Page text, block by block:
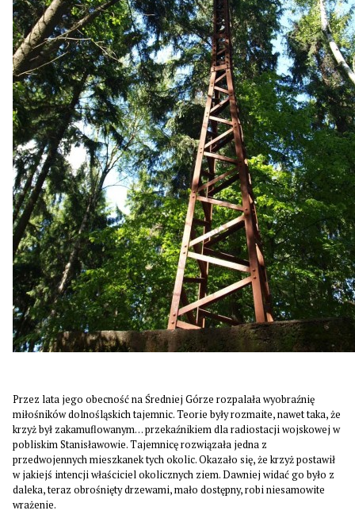
Przez lata jego obecność na Średniej Górze rozpalała wyobraźnię
miłośników dolnośląskich tajemnic. Teorie były rozmaite, nawet taka, że
krzyż był zakamuflowanym… przekaźnikiem dla radiostacji wojskowej w
pobliskim Stanisławowie. Tajemnicę rozwiązała jedna z
przedwojennych mieszkanek tych okolic. Okazało się, że krzyż postawił
w jakiejś intencji właściciel okolicznych ziem. Dawniej widać go było z
daleka, teraz obrośnięty drzewami, mało dostępny, robi niesamowite
wrażenie.